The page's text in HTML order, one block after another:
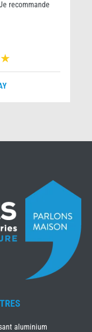
recommande
aluminium